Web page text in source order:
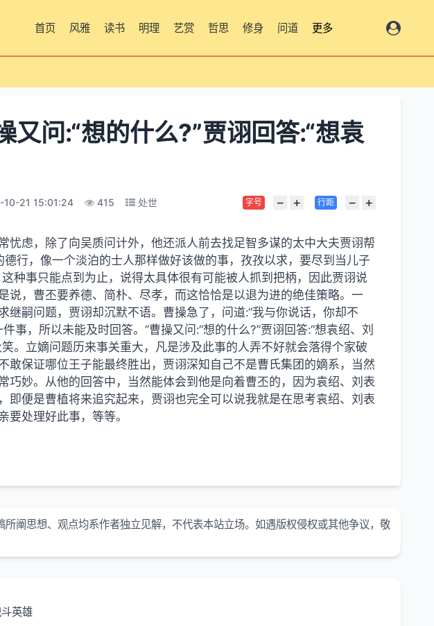
首页 风雅 读书 明理 艺赏 哲思 修身 问道 更多
又问:“想的什么?”贾诩回答:“想袁
10-21 15:01:24 415 处世 字号 − + 行距 − +
忧虑，除了向吴质问计外，他还派人前去找足智多谋的太中大夫贾诩帮
行，像一个淡泊的士人那样做好该做的事，孜孜以求，要尽到当儿子
种事只能点到为止，说得太具体很有可能被人抓到把柄，因此贾诩说
说，曹丕要养德、简朴、尽孝，而这恰恰是以退为进的绝佳策略。一
继嗣问题，贾诩却沉默不语。曹操急了，问道:“我与你说话，你却不
事，所以未能及时回答。”曹操又问:“想的什么?”贾诩回答:“想袁绍、刘
。立嫡问题历来事关重大，凡是涉及此事的人弄不好就会落得个家破
敢保证哪位王子能最终胜出，贾诩深知自己不是曹氏集团的嫡系，当然
巧妙。从他的回答中，当然能体会到他是向着曹丕的，因为袁绍、刘表
即便是曹植将来追究起来，贾诩也完全可以说我就是在思考袁绍、刘表
要处理好此事，等等。
阐思想、观点均系作者独立见解，不代表本站立场。如遇版权侵权或其他争议，敬
英雄